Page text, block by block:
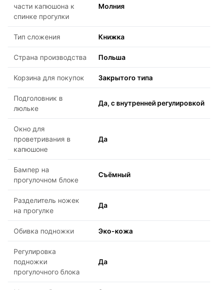
части капюшона к
спинке прогулки
Молния
Тип сложения Книжка
Страна производства Польша
Корзина для покупок Закрытого типа
Подголовник в
люльке
Да, с внутренней регулировкой
Окно для
проветривания в
капюшоне
Да
Бампер на
прогулочном блоке
Съёмный
Разделитель ножек
на прогулке
Да
Обивка подножки Эко-кожа
Регулировка
подножки
прогулочного блока
Да